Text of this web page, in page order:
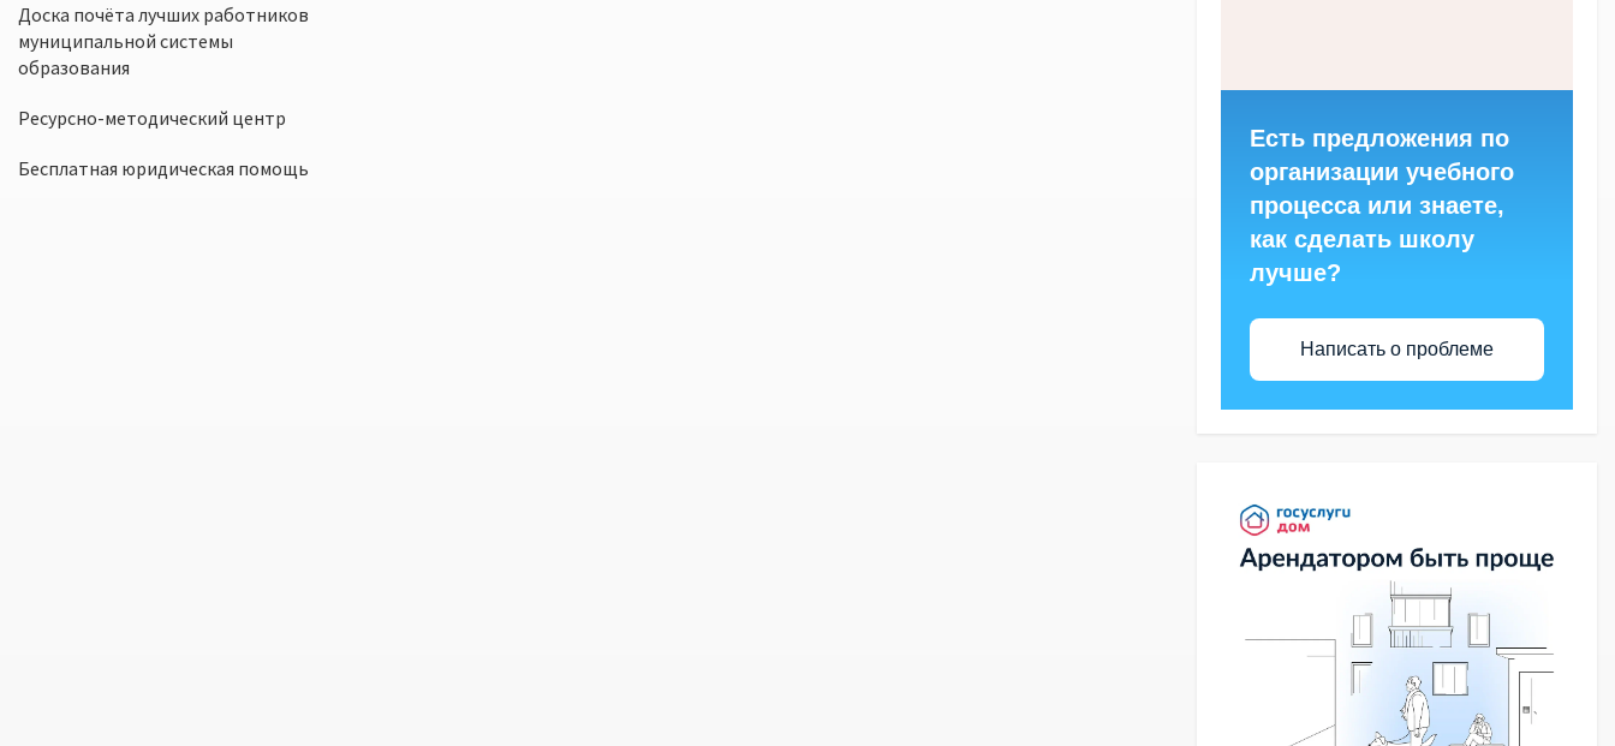
Доска почёта лучших работников
муниципальной системы
образования
Ресурсно-методический центр
Бесплатная юридическая помощь
Есть предложения по
организации учебного
процесса или знаете,
как сделать школу
лучше?
Написать о проблеме